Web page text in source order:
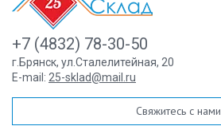
+7 (4832) 78-30-50
г.Брянск, ул.Сталелитейная, 20
E-mail: 25-sklad@mail.ru
Свяжитесь с нами